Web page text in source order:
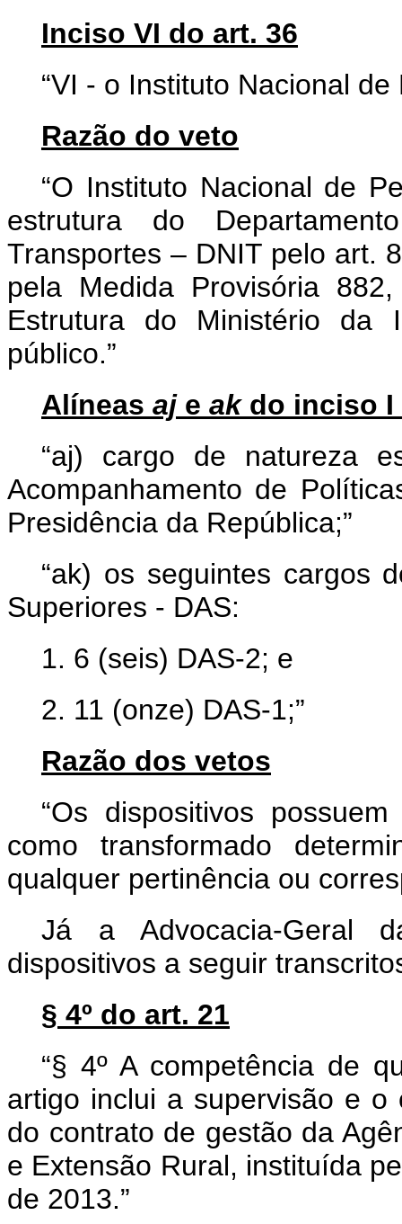
Inciso VI do art. 36
“VI - o Instituto Nacional
Razão do veto
“O Instituto Nacional de
estrutura do
Transportes – DNIT pelo art.
pela Medida Provisória
Estrutura do Ministério da
público.”
Alíneas aje akdo inciso I
“aj) cargo de natureza
Acompanhamento de
Presidência da República;”
“ak) os seguintes cargos
Superiores - DAS:
1. 6 (seis) DAS-2; e
2. 11 (onze) DAS-1;”
Razão dos vetos
“Os dispositivos
como transformado
qualquer pertinência ou
Já a Advocacia-Geral
dispositivos a seguir
§ 4º do art. 21
“§ 4º A competência de
artigo inclui a supervisão e o
do contrato de gestão da
e Extensão Rural, instituída
de 2013.”